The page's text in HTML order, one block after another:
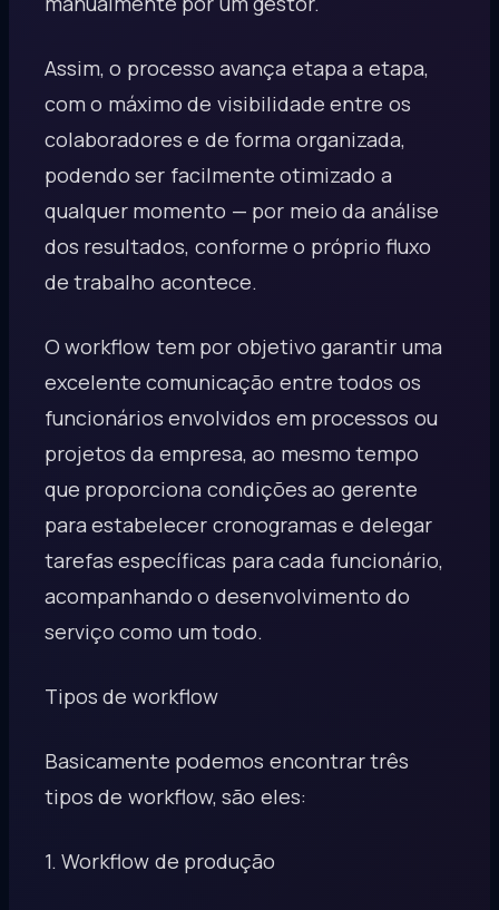
Assim, o processo avança etapa a etapa,
com o máximo de visibilidade entre os
colaboradores e de forma organizada,
podendo ser facilmente otimizado a
qualquer momento — por meio da análise
dos resultados, conforme o próprio fluxo
de trabalho acontece.
O workflow tem por objetivo garantir uma
excelente comunicação entre todos os
funcionários envolvidos em processos ou
projetos da empresa, ao mesmo tempo
que proporciona condições ao gerente
para estabelecer cronogramas e delegar
tarefas específicas para cada funcionário,
acompanhando o desenvolvimento do
serviço como um todo.
Tipos de workflow
Basicamente podemos encontrar três
tipos de workflow, são eles:
1. Workflow de produção